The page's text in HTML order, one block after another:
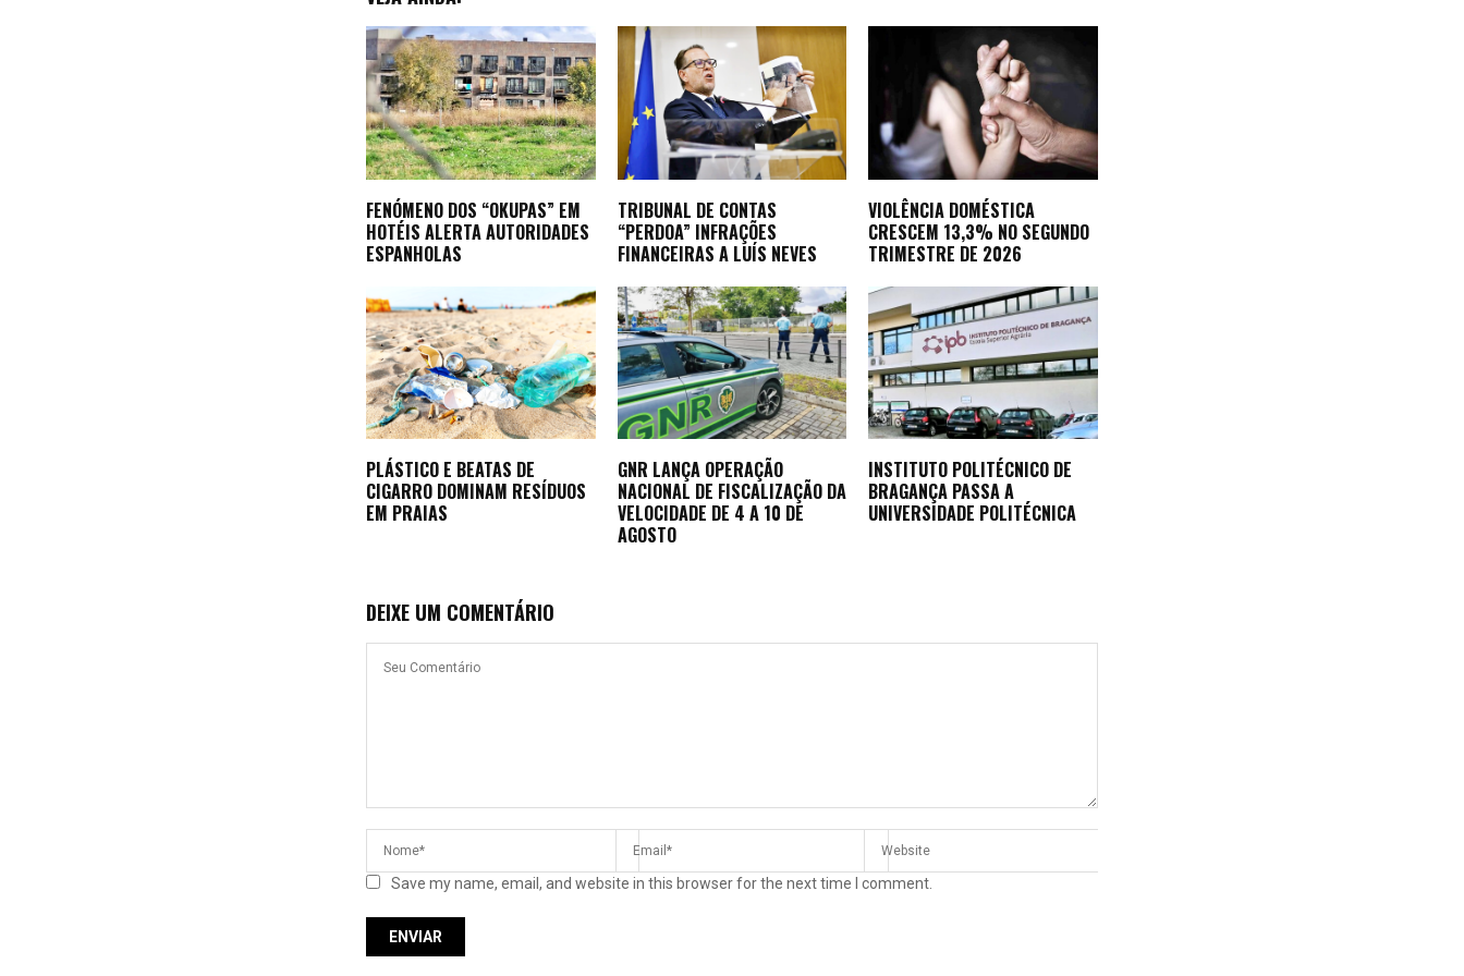
FENÓMENO DOS “OKUPAS” EM
HOTÉIS ALERTA AUTORIDADES
ESPANHOLAS
TRIBUNAL DE CONTAS
“PERDOA” INFRAÇÕES
FINANCEIRAS A LUÍS NEVES
VIOLÊNCIA DOMÉSTICA
CRESCEM 13,3% NO SEGUNDO
TRIMESTRE DE 2026
PLÁSTICO E BEATAS DE
CIGARRO DOMINAM RESÍDUOS
EM PRAIAS
GNR LANÇA OPERAÇÃO
NACIONAL DE FISCALIZAÇÃO DA
VELOCIDADE DE 4 A 10 DE
AGOSTO
INSTITUTO POLITÉCNICO DE
BRAGANÇA PASSA A
UNIVERSIDADE POLITÉCNICA
DEIXE UM COMENTÁRIO
Save my name, email, and website in this browser for the next time I comment.